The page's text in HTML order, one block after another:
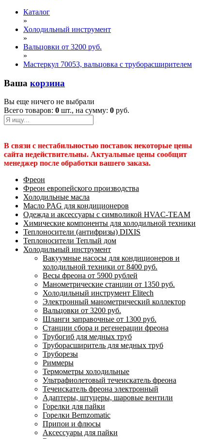
Каталог
»
Холодильный инструмент
»
Вальцовки от 3200 руб.
»
Мастеркул 70053, вальцовка с труборасширителем
Ваша корзина
Вы еще ничего не выбрали
Всего товаров: 0 шт., на сумму: 0 руб.
В связи с нестабильностью поставок некоторые цены
сайта недействительны. Актуальные цены сообщит
менеджер после обработки вашего заказа.
Фреон
Фреон европейского производства
Холодильные масла
Масло PAG для кондиционеров
Одежда и аксессуары с символикой HVAC-TEAM
Химические компоненты для холодильной техники
Теплоносители (антифризы) DIXIS
Теплоносители Теплый дом
Холодильный инструмент
Вакуумные насосы для кондиционеров и
холодильной техники от 8400 руб.
Весы фреона от 5900 рублей
Манометрические станции от 1350 руб.
Холодильный инструмент Elitech
Электронный манометрический коллектор
Вальцовки от 3200 руб.
Шланги заправочные от 1300 руб.
Станции сбора и регенерации фреона
Трубогиб для медных труб
Труборасширитель для медных труб
Труборезы
Риммеры
Термометры холодильные
Ультрафиолетовый течеискатель фреона
Течеискатель фреона электронный
Адаптеры, штуцеры, шаровые вентили
Горелки для пайки
Горелки Bernzomatic
Припои и флюсы
Аксессуары для пайки